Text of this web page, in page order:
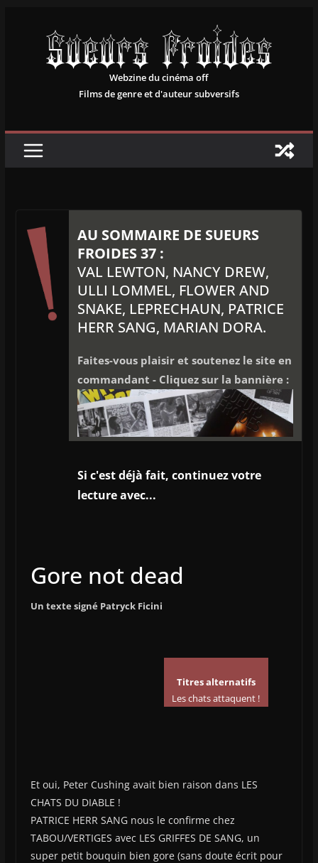
contenu
Webzine du cinéma off
Films de genre et d'auteur subversifs
AU SOMMAIRE DE SUEURS
FROIDES 37 :
VAL LEWTON, NANCY DREW,
ULLI LOMMEL, FLOWER AND
SNAKE, LEPRECHAUN, PATRICE
HERR SANG, MARIAN DORA.
Faites-vous plaisir et soutenez le site en
commandant - Cliquez sur la bannière :
Si c'est déjà fait, continuez votre
lecture avec...
Gore not dead
Un texte signé Patryck Ficini
Titres alternatifs
Les chats attaquent !
Et oui, Peter Cushing avait bien raison dans LES
CHATS DU DIABLE !
PATRICE HERR SANG nous le confirme chez
TABOU/VERTIGES avec LES GRIFFES DE SANG, un
super petit bouquin bien gore (sans doute écrit pour